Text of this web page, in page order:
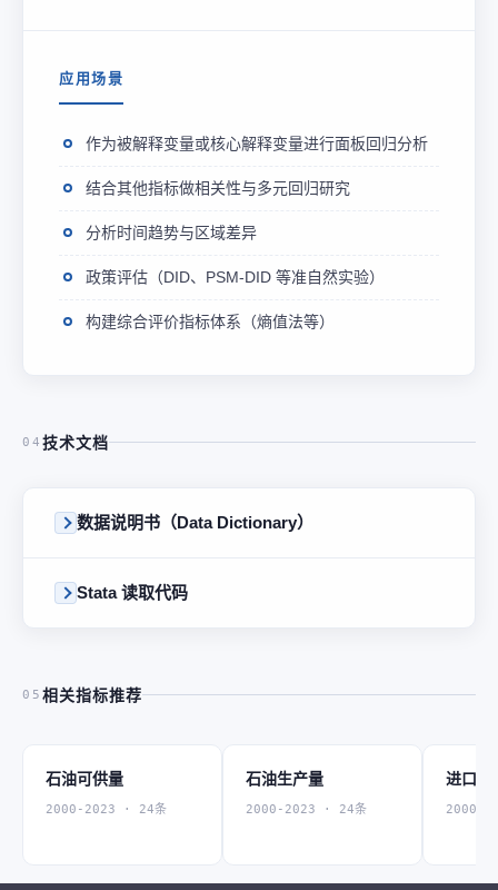
应用场景
作为被解释变量或核心解释变量进行面板回归分析
结合其他指标做相关性与多元回归研究
分析时间趋势与区域差异
政策评估（DID、PSM-DID 等准自然实验）
构建综合评价指标体系（熵值法等）
04 技术文档
数据说明书（Data Dictionary）
Stata 读取代码
05 相关指标推荐
石油可供量
2000-2023 · 24条
石油生产量
2000-2023 · 24条
进口石
2000-